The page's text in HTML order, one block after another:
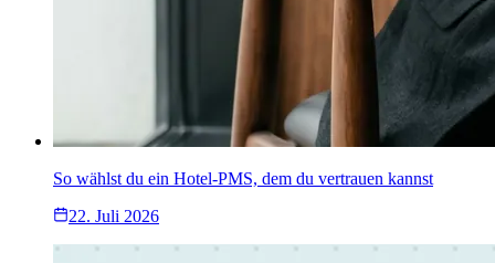
So wählst du ein Hotel-PMS, dem du vertrauen kannst
22. Juli 2026